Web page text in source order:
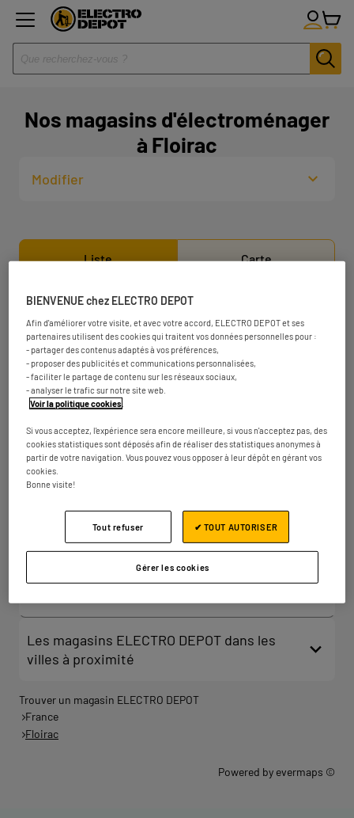
Nos magasins d'électroménager
à Floirac
Modifier
Liste Carte
4.83 km
VILLENAVE D'ORNON
7 rue Louis de Funès
33140 Villenave-d'Ornon
Fermé actuellement
Numéro
2
2 rue de l'Air du Temps
33560 Sainte-Eulalie
Fermé actuellement
Numéro Plus d'infos
Les magasins ELECTRO DEPOT dans les
villes à proximité
Trouver un magasin ELECTRO DEPOT
France
Floirac
Powered by evermaps ©
BIENVENUE chez ELECTRO DEPOT
Afin d'améliorer votre visite, et avec votre accord, ELECTRO DEPOT et ses
partenaires utilisent des cookies qui traitent vos données personnelles pour :
- partager des contenus adaptés à vos préférences,
- proposer des publicités et communications personnalisées,
- faciliter le partage de contenu sur les réseaux sociaux,
- analyser le trafic sur notre site web.
Voir la politique cookies
Si vous acceptez, l'expérience sera encore meilleure, si vous n'acceptez pas, des
cookies statistiques sont déposés afin de réaliser des statistiques anonymes à
partir de votre navigation. Vous pouvez vous opposer à leur dépôt en gérant vos
cookies.
Bonne visite!
Gérer les cookies
Tout refuser ✔ TOUT AUTORISER